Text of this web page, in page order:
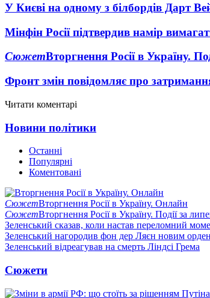
У Києві на одному з білбордів Дарт
Мінфін Росії підтвердив намір
СюжетВторгнення Росії в Україну.
Фронт змін повідомляє про
Читати коментарі
Новини політики
Останні
Популярні
Коментовані
СюжетВторгнення Росії в Україну. Онлайн
СюжетВторгнення Росії в Україну. Події за
Зеленський сказав, коли настав переломний
Зеленський нагородив фон дер Ляєн новим
Зеленський відреагував на смерть Ліндсі Грема
Сюжети